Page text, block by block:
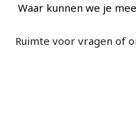
kunnen
mee
voor